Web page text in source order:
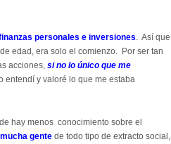
personales e inversiones. Así que
edad, era solo el comienzo. Por ser tan
acciones, si no lo único que me
entendí y valoré lo que me estaba
hay menos conocimiento sobre el
gente de todo tipo de extracto social,